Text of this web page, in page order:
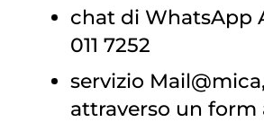
chat di WhatsApp
011 7252
servizio
attraverso un form